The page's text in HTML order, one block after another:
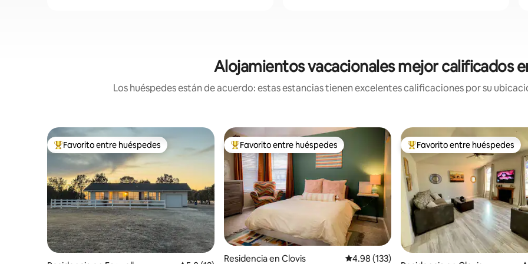
Alojamientos vacacionales mejor calificados
Los huéspedes están de acuerdo: estas estancias tienen excelentes calificaciones por su
De los mejores en Favorito entre huéspedes
Favorito entre huéspedes De los mejores en Favorito entre huéspedes
Favorito entre huéspedes
Residencia en Clovis Calificación promedio: 4.98 de 5; 133
4.98 (133)
De los mejores en Favorito
Favorito entre huéspedes